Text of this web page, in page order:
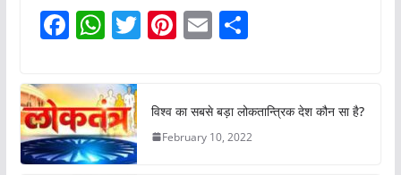
F
c
e
b
W
at
s
A
T
er
Pi
e
st
E
l
S
e
विश्व का सबसे बड़ा लोकतान्त्रिक देश कौन सा है?
February 10, 2022